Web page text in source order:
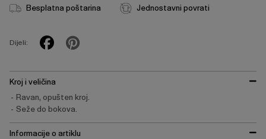
Besplatna poštarina Jednostavni povrati
Dijeli:
Kroj i veličina
Ravan, opušten kroj.
Seže do bokova.
Informacije o artiklu